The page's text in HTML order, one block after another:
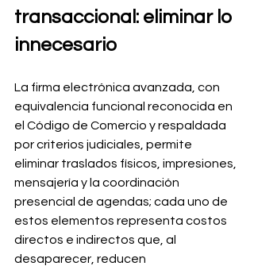
transaccional: eliminar lo
innecesario
La firma electrónica avanzada, con
equivalencia funcional reconocida en
el Código de Comercio y respaldada
por criterios judiciales, permite
eliminar traslados físicos, impresiones,
mensajería y la coordinación
presencial de agendas; cada uno de
estos elementos representa costos
directos e indirectos que, al
desaparecer, reducen